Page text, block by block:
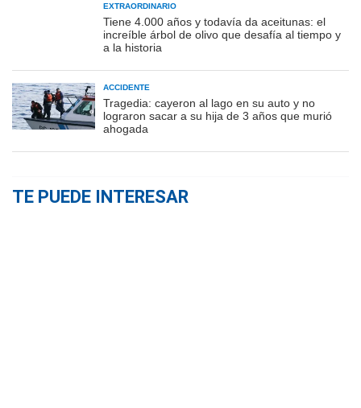
EXTRAORDINARIO
Tiene 4.000 años y todavía da aceitunas: el
increíble árbol de olivo que desafía al tiempo y
a la historia
ACCIDENTE
Tragedia: cayeron al lago en su auto y no
lograron sacar a su hija de 3 años que murió
ahogada
TE PUEDE INTERESAR